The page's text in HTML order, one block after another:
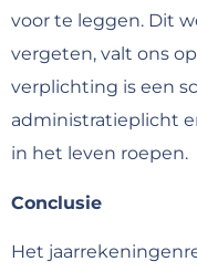
voor te leggen. Dit
vergeten, valt ons
verplichting is een
administratieplicht
in het leven roepen.
Conclusie
Het